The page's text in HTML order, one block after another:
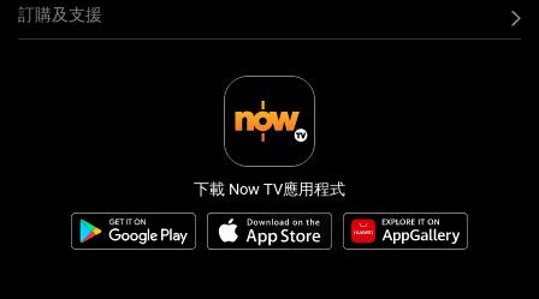
訂購及支援
下載 Now TV應用程式